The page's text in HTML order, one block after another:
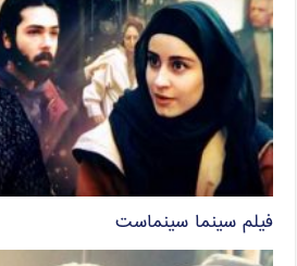
فیلم سینما سینماست